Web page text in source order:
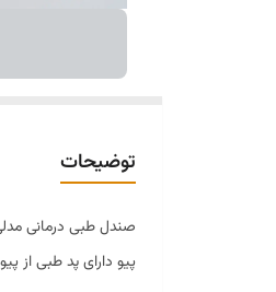
توضیحات
صندل طبی درمانی
پیو دارای پد طبی از